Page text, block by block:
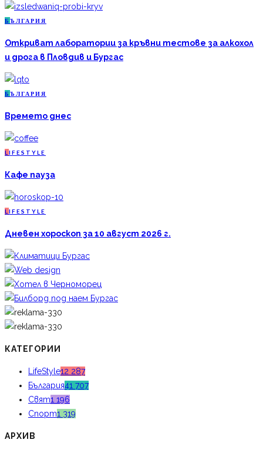
Б ЪЛГАРИЯ
Откриват лаборатории за кръвни тестове за алкохол
и дрога в Пловдив и Бургас
Б ЪЛГАРИЯ
Времето днес
L IFESTYLE
Кафе пауза
L IFESTYLE
Дневен хороскоп за 10 август 2026 г.
КАТЕГОРИИ
LifeStyle12 287
България41 707
Свят1 196
Спорт1 319
АРХИВ